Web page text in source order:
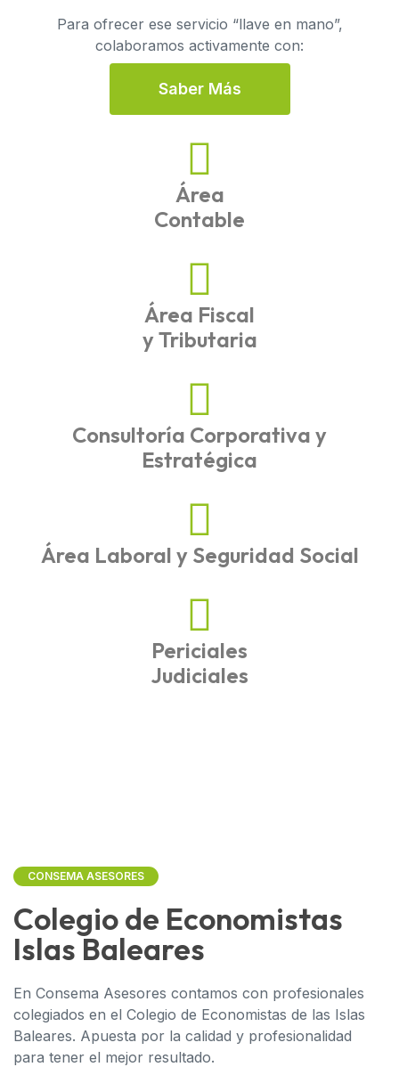
Para ofrecer ese servicio “llave en mano”,
colaboramos activamente con:
SABER MÁS
Área
Contable
Área Fiscal
y Tributaria
Consultoría Corporativa y
Estratégica
Área Laboral y Seguridad Social
Periciales
Judiciales
CONSEMA ASESORES
Colegio de Economistas
Islas Baleares
En Consema Asesores contamos con profesionales
colegiados en el Colegio de Economistas de las Islas
Baleares. Apuesta por la calidad y profesionalidad
para tener el mejor resultado.